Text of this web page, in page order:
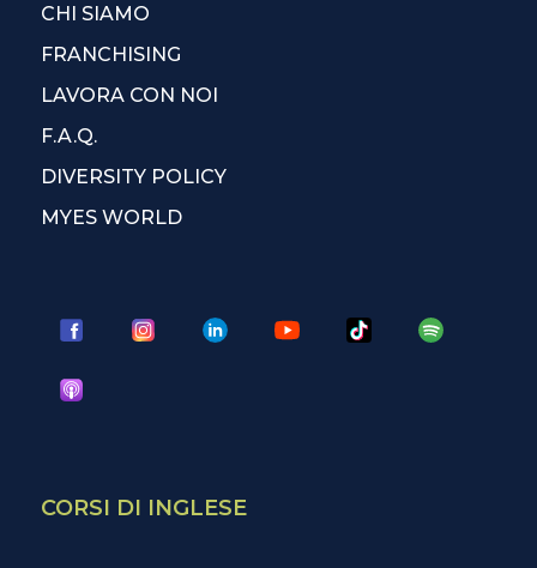
CHI SIAMO
FRANCHISING
LAVORA CON NOI
F.A.Q.
DIVERSITY POLICY
MYES WORLD
CORSI DI INGLESE